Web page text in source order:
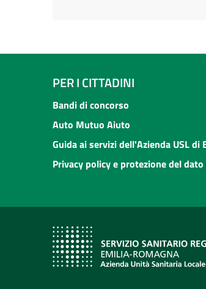
PER I CITTADINI
Bandi di concorso
Auto Mutuo Aiuto
Guida ai servizi dell'Azienda USL di
Privacy policy e protezione del